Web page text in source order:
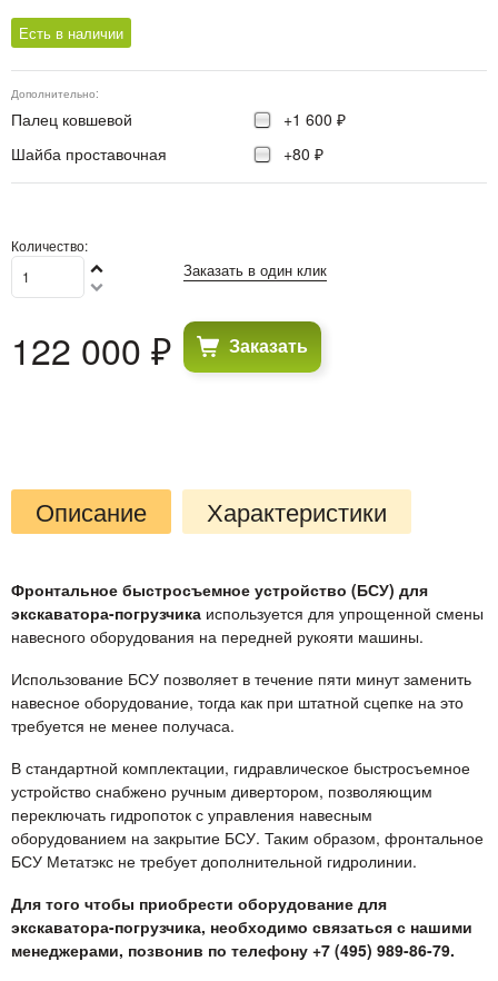
Есть в наличии
Дополнительно:
Палец ковшевой
+1 600 ₽
Шайба проставочная
+80 ₽
Количество:
122 000 ₽
Заказать в один клик
Заказать
Описание Характеристики
Фронтальное быстросъемное устройство (БСУ) для
экскаватора-погрузчика используется для упрощенной смены
навесного оборудования на передней рукояти машины.
Использование БСУ позволяет в течение пяти минут заменить
навесное оборудование, тогда как при штатной сцепке на это
требуется не менее получаса.
В стандартной комплектации, гидравлическое быстросъемное
устройство снабжено ручным дивертором, позволяющим
переключать гидропоток с управления навесным
оборудованием на закрытие БСУ. Таким образом, фронтальное
БСУ Метатэкс не требует дополнительной гидролинии.
Для того чтобы приобрести оборудование для
экскаватора-погрузчика, необходимо связаться с нашими
менеджерами, позвонив по телефону +7 (495) 989-86-79.